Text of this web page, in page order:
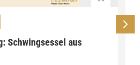
Schwingsessel aus